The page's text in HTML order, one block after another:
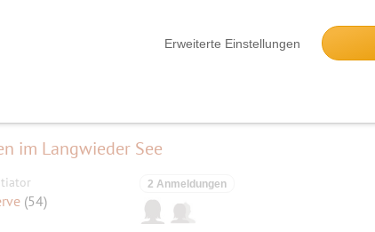
Erweiterte Einstellungen
im Langwieder See
(54)
2 Anmeldungen